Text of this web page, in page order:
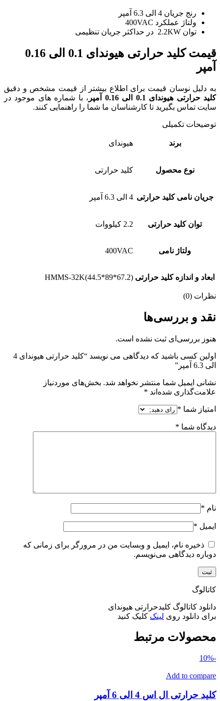
رنج جریان 4 الی 6.3 آمپر
ولتاژ عملکرد 400VAC
توان 2.2KW در حداکثر جریان تنظیمی
قیمت کلید حرارتی هیوندای 0.1 الی 0.16
آمپر
به دلیل نوسان قیمت برای اطلاع بیشتر از قیمت مشخص و دقیق
کلید حرارتی هیوندای 0.1 الی 0.16 آمپر
، با شماره های موجود در
سایت تماس بگیرید تا کارشناسان ما شما را راهنمایی کنند.
توضیحات تکمیلی
برند هیوندای
نوع محصول کلید حرارتی
جریان نامی کلید حرارتی 4 الی 6.3 آمپر
توان کلید حرارتی 2.2 کیلووات
ولتاژ نامی 400VAC
ابعاد و اندازه کلید حرارتی HMMS-32K(44.5*89*67.2)
نظرات (0)
نقد و بررسی‌ها
هنوز بررسی‌ای ثبت نشده است.
اولین کسی باشید که دیدگاهی می نویسد “کلید حرارتی هیوندای 4
الی 6.3 آمپر”
نشانی ایمیل شما منتشر نخواهد شد. بخش‌های موردنیاز
علامت‌گذاری شده‌اند *
امتیاز شما *
دیدگاه شما *
نام *
ایمیل *
ذخیره نام، ایمیل و وبسایت من در مرورگر برای زمانی که
دوباره دیدگاهی می‌نویسم.
کاتالوگ
دانلود کاتالوگ کلیدحرارتی هیوندای
برای دانلود روی لینک کلیک کنید
محصولات مرتبط
-10%
Add to compare
کلید حرارتی ال اس 4 الی 6 آمپر